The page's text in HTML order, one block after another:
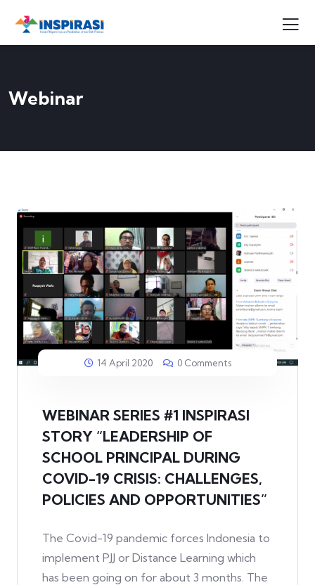
Webinar
14 April 2020 0 Comments
WEBINAR SERIES #1 INSPIRASI
STORY “LEADERSHIP OF
SCHOOL PRINCIPAL DURING
COVID-19 CRISIS: CHALLENGES,
POLICIES AND OPPORTUNITIES”
The Covid-19 pandemic forces Indonesia to
implement PJJ or Distance Learning which
has been going on for about 3 months. The